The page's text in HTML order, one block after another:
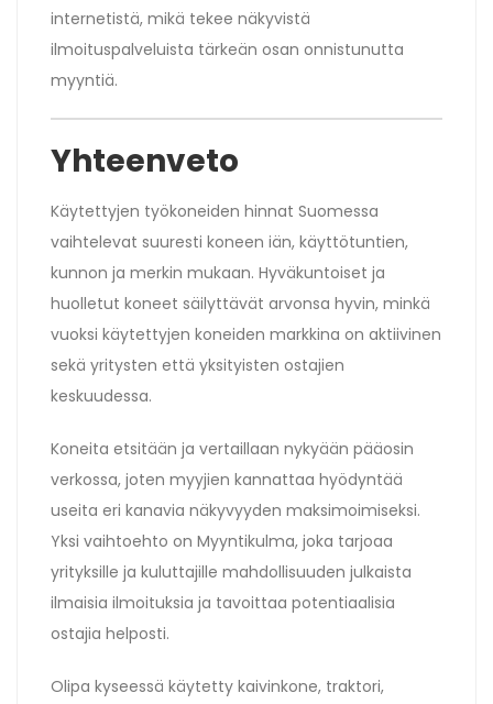
internetistä, mikä tekee näkyvistä
ilmoituspalveluista tärkeän osan onnistunutta
myyntiä.
Yhteenveto
Käytettyjen työkoneiden hinnat Suomessa
vaihtelevat suuresti koneen iän, käyttötuntien,
kunnon ja merkin mukaan. Hyväkuntoiset ja
huolletut koneet säilyttävät arvonsa hyvin, minkä
vuoksi käytettyjen koneiden markkina on aktiivinen
sekä yritysten että yksityisten ostajien
keskuudessa.
Koneita etsitään ja vertaillaan nykyään pääosin
verkossa, joten myyjien kannattaa hyödyntää
useita eri kanavia näkyvyyden maksimoimiseksi.
Yksi vaihtoehto on Myyntikulma, joka tarjoaa
yrityksille ja kuluttajille mahdollisuuden julkaista
ilmaisia ilmoituksia ja tavoittaa potentiaalisia
ostajia helposti.
Olipa kyseessä käytetty kaivinkone, traktori,